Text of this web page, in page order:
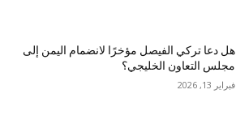
هل دعا تركي الفيصل مؤخرًا لانضمام اليمن إلى
مجلس التعاون الخليجي؟
فبراير 13, 2026